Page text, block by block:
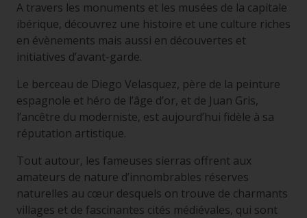
A travers les monuments et les musées de la capitale
ibérique, découvrez une histoire et une culture riches
en évènements mais aussi en découvertes et
initiatives d’avant-garde.
Le berceau de Diego Velasquez, père de la peinture
espagnole et héro de l’âge d’or, et de Juan Gris,
l’ancêtre du moderniste, est aujourd’hui fidèle à sa
réputation artistique.
Tout autour, les fameuses sierras offrent aux
amateurs de nature d’innombrables réserves
naturelles au cœur desquels on trouve de charmants
villages et de fascinantes cités médiévales, qui sont